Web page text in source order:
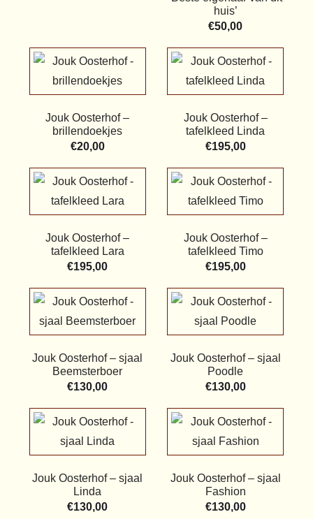
huis’
€50,00
Jouk Oosterhof –
brillendoekjes
€20,00
Jouk Oosterhof –
tafelkleed Linda
€195,00
Jouk Oosterhof –
tafelkleed Lara
€195,00
Jouk Oosterhof –
tafelkleed Timo
€195,00
Jouk Oosterhof – sjaal
Beemsterboer
€130,00
Jouk Oosterhof – sjaal
Poodle
€130,00
Jouk Oosterhof – sjaal
Linda
€130,00
Jouk Oosterhof – sjaal
Fashion
€130,00